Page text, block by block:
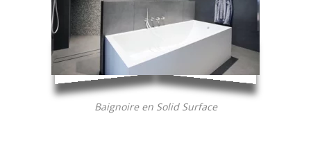
Baignoire en Solid Surface